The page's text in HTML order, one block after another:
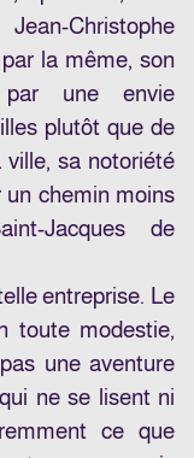
Christophe
la même, son
une envie
plutôt que de
ville, sa notoriété
un chemin moins
Jacques de
entreprise. Le
toute modestie,
une aventure
ne se lisent ni
ce que